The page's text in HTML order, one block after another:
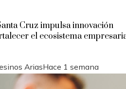
Cruz impulsa innovación
el ecosistema
AriasHace 1 semana